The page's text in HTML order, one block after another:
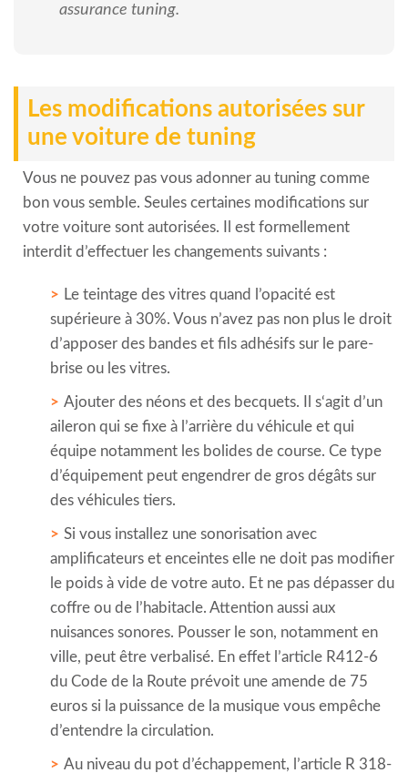
assurance tuning.
Les modifications autorisées sur
une voiture de tuning
Vous ne pouvez pas vous adonner au tuning comme
bon vous semble. Seules certaines modifications sur
votre voiture sont autorisées. Il est formellement
interdit d’effectuer les changements suivants :
Le teintage des vitres quand l’opacité est
supérieure à 30%. Vous n’avez pas non plus le droit
d’apposer des bandes et fils adhésifs sur le pare-
brise ou les vitres.
Ajouter des néons et des becquets. Il s‘agit d’un
aileron qui se fixe à l’arrière du véhicule et qui
équipe notamment les bolides de course. Ce type
d’équipement peut engendrer de gros dégâts sur
des véhicules tiers.
Si vous installez une sonorisation avec
amplificateurs et enceintes elle ne doit pas modifier
le poids à vide de votre auto. Et ne pas dépasser du
coffre ou de l’habitacle. Attention aussi aux
nuisances sonores. Pousser le son, notamment en
ville, peut être verbalisé. En effet l’article R412-6
du Code de la Route prévoit une amende de 75
euros si la puissance de la musique vous empêche
d’entendre la circulation.
Au niveau du pot d’échappement, l’article R 318-